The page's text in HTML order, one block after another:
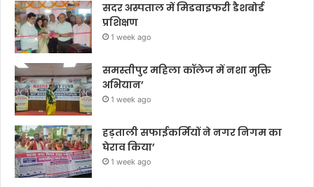
सदर अस्पताल में मिडवाइफरी डैशबोर्ड
प्रशिक्षण
1 week ago
समस्तीपुर महिला कॉलेज में नशा मुक्ति
अभियान’
1 week ago
हड़ताली सफाईकर्मियों ने नगर निगम का
घेराव किया’
1 week ago